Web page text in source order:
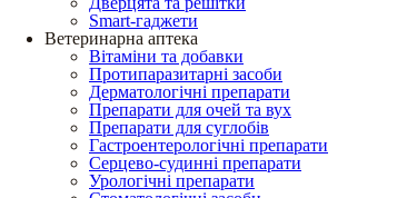
Smart-гаджети
Ветеринарна аптека
Вітаміни та добавки
Протипаразитарні засоби
Дерматологічні препарати
Препарати для очей та вух
Препарати для суглобів
Гастроентерологічні препарати
Серцево-судинні препарати
Урологічні препарати